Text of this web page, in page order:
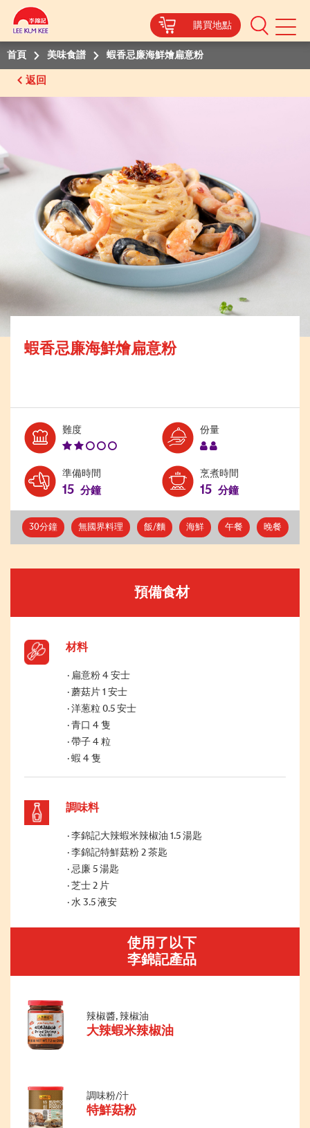
購買地點
Mobile
Menu
首頁
美味食譜 蝦香忌廉海鮮燴扁意粉
返回
蝦香忌廉海鮮燴扁意粉
難度Level:
份量Serves:
準備時間
15 分鐘
烹煮時間
15 分鐘
30分鐘 無國界料理 飯/麵 海鮮 午餐 晚餐
預備食材
材料
扁意粉 4 安士
蘑菇片 1 安士
洋葱粒 0.5 安士
青口 4 隻
帶子 4 粒
蝦 4 隻
調味料
李錦記大辣蝦米辣椒油 1.5 湯匙
李錦記特鮮菇粉 2 茶匙
忌廉 5 湯匙
芝士 2 片
水 3.5 液安
使用了以下
李錦記產品
辣椒醬, 辣椒油
大辣蝦米辣椒油
調味粉/汁
特鮮菇粉